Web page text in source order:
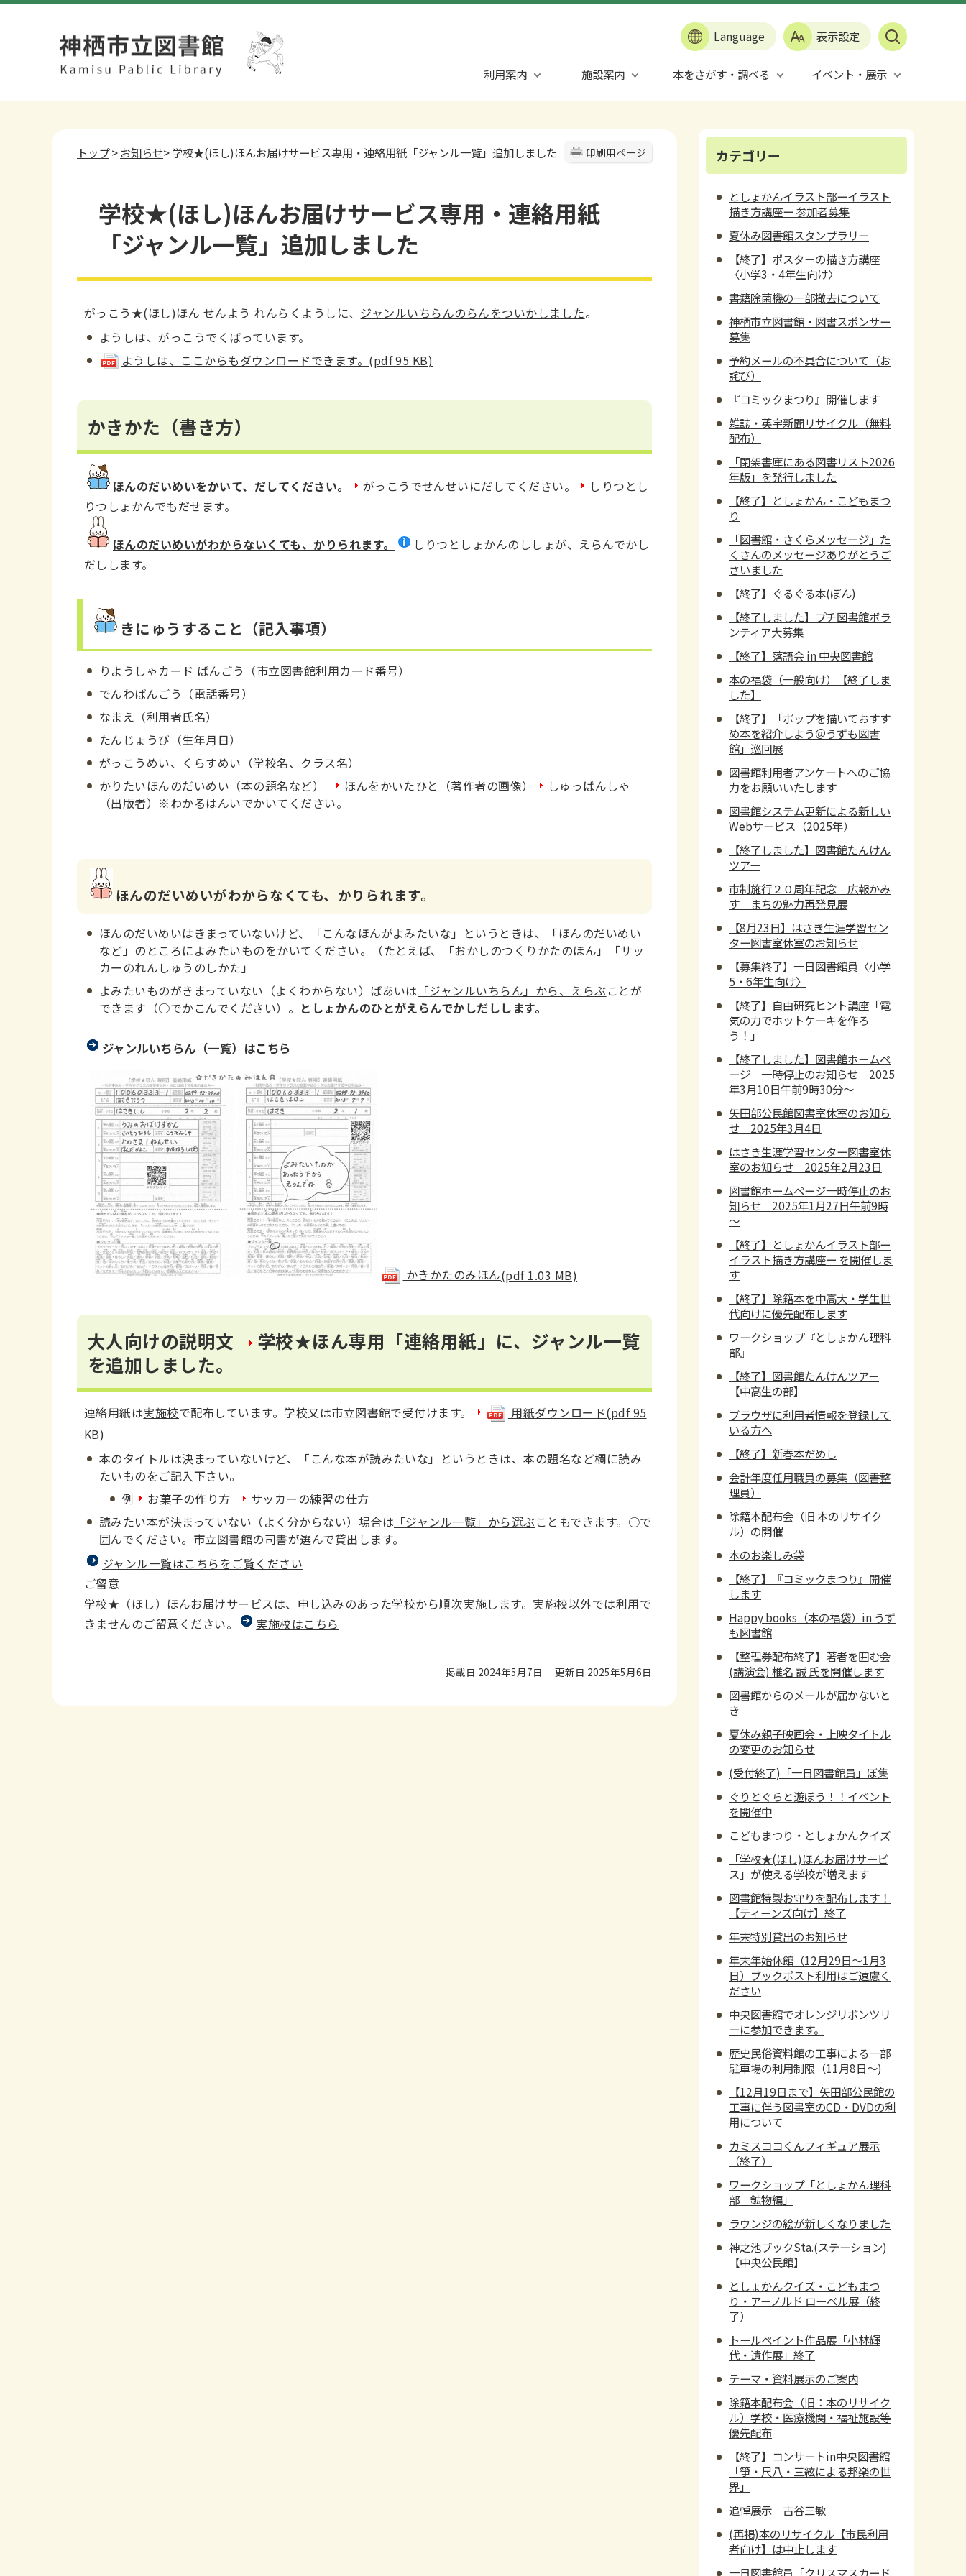
Language 表示設定
利用案内 施設案内 本をさがす・調べる イベント・展示
印刷用ページ
トップ>お知らせ> 学校★(ほし)ほんお届けサービス専用・連絡用紙「ジャンル一覧」追加しました
学校★(ほし)ほんお届けサービス専用・連絡用紙
「ジャンル一覧」追加しました
がっこう★(ほし)ほん せんよう れんらくようしに、 ジャンルいちらんのらんをついかしました。
ようしは、がっこうでくばっています。
ようしは、ここからもダウンロードできます。(pdf 95 KB)
かきかた（書き方）
ほんのだいめいをかいて、だしてください。 がっこうでせんせいにだしてください。
しりつとし
りつしょかんでもだせます。
ほんのだいめいがわからないくても、かりられます。
しりつとしょかんのししょが、えらんでかし
だしします。
きにゅうすること （記入事項）
りようしゃカード ばんごう（市立図書館利用カード番号）
でんわばんごう（電話番号）
なまえ（利用者氏名）
たんじょうび（生年月日）
がっこうめい、くらすめい（学校名、クラス名）
かりたいほんのだいめい（本の題名など）
ほんをかいたひと（著作者の画像）
しゅっぱんしゃ
（出版者）※わかるはんいでかいてください。
ほんのだいめいがわからなくても、かりられます。
ほんのだいめいはきまっていないけど、「こんなほんがよみたいな」というときは、「ほんのだいめい
など」のところによみたいものをかいてください。（たとえば、「おかしのつくりかたのほん」「サッ
カーのれんしゅうのしかた」
よみたいものがきまっていない（よくわからない）ばあいは 「ジャンルいちらん」から、えらぶことが
できます（○でかこんでください）。 としょかんのひとがえらんでかしだしします。
ジャンルいちらん（一覧）はこちら
かきかたのみほん(pdf 1.03 MB)
大人向けの説明文
学校★ほん専用「連絡用紙」に、ジャンル一覧
を追加しました。
連絡用紙は実施校で配布しています。学校又は市立図書館で受付けます。
用紙ダウンロード(pdf 95
KB)
本のタイトルは決まっていないけど、「こんな本が読みたいな」というときは、本の題名など欄に読み
たいものをご記入下さい。
例
お菓子の作り方
サッカーの練習の仕方
読みたい本が決まっていない（よく分からない）場合は 「ジャンル一覧」から選ぶこともできます。○で
囲んでください。市立図書館の司書が選んで貸出します。
ジャンル一覧はこちらをご覧ください
ご留意
学校★（ほし）ほんお届けサービスは、申し込みのあった学校から順次実施します。実施校以外では利用で
きませんのご留意ください。
実施校はこちら
掲載日 2024年5月7日 更新日 2025年5月6日
カテゴリー
としょかんイラスト部ーイラスト
描き方講座ー 参加者募集
夏休み図書館スタンプラリー
【終了】ポスターの描き方講座
〈小学3・4年生向け〉
書籍除菌機の一部撤去について
神栖市立図書館・図書スポンサー
募集
予約メールの不具合について（お
詫び）
『コミックまつり』開催します
雑誌・英字新聞リサイクル（無料
配布）
「閉架書庫にある図書リスト2026
年版」を発行しました
【終了】としょかん・こどもまつ
り
「図書館・さくらメッセージ」た
くさんのメッセージありがとうご
さいました
【終了】ぐるぐる本(ぽん)
【終了しました】プチ図書館ボラ
ンティア大募集
【終了】落語会 in 中央図書館
本の福袋（一般向け）【終了しま
した】
【終了】「ポップを描いておすす
め本を紹介しよう＠うずも図書
館」巡回展
図書館利用者アンケートへのご協
力をお願いいたします
図書館システム更新による新しい
Webサービス（2025年）
【終了しました】図書館たんけん
ツアー
市制施行２０周年記念 広報かみ
す まちの魅力再発見展
【8月23日】はさき生涯学習セン
ター図書室休室のお知らせ
【募集終了】一日図書館員〈小学
5・6年生向け〉
【終了】自由研究ヒント講座「電
気の力でホットケーキを作ろ
う！」
【終了しました】図書館ホームペ
ージ 一時停止のお知らせ 2025
年3月10日午前9時30分～
矢田部公民館図書室休室のお知ら
せ 2025年3月4日
はさき生涯学習センター図書室休
室のお知らせ 2025年2月23日
図書館ホームページ一時停止のお
知らせ 2025年1月27日午前9時
～
【終了】としょかんイラスト部ー
イラスト描き方講座ー を開催しま
す
【終了】除籍本を中高大・学生世
代向けに優先配布します
ワークショップ『としょかん理科
部』
【終了】図書館たんけんツアー
【中高生の部】
ブラウザに利用者情報を登録して
いる方へ
【終了】新春本だめし
会計年度任用職員の募集（図書整
理員）
除籍本配布会（旧 本のリサイク
ル）の開催
本のお楽しみ袋
【終了】『コミックまつり』開催
します
Happy books（本の福袋）in うず
も図書館
【整理券配布終了】著者を囲む会
(講演会) 椎名 誠 氏を開催します
図書館からのメールが届かないと
き
夏休み親子映画会・上映タイトル
の変更のお知らせ
(受付終了)「一日図書館員」ぼ集
ぐりとぐらと遊ぼう！！イベント
を開催中
こどもまつり・としょかんクイズ
「学校★(ほし)ほんお届けサービ
ス」が使える学校が増えます
図書館特製お守りを配布します！
【ティーンズ向け】終了
年末特別貸出のお知らせ
年末年始休館（12月29日～1月3
日）ブックポスト利用はご遠慮く
ださい
中央図書館でオレンジリボンツリ
ーに参加できます。
歴史民俗資料館の工事による一部
駐車場の利用制限（11月8日～)
【12月19日まで】矢田部公民館の
工事に伴う図書室のCD・DVDの利
用について
カミスココくんフィギュア展示
（終了）
ワークショップ「としょかん理科
部 鉱物編」
ラウンジの絵が新しくなりました
神之池ブックSta.(ステーション)
【中央公民館】
としょかんクイズ・こどもまつ
り・アーノルド ローベル展（終
了）
トールペイント作品展「小林輝
代・遺作展」終了
テーマ・資料展示のご案内
除籍本配布会（旧：本のリサイク
ル）学校・医療機関・福祉施設等
優先配布
【終了】コンサートin中央図書館
「箏・尺八・三絃による邦楽の世
界」
追悼展示 古谷三敏
(再掲)本のリサイクル【市民利用
者向け】は中止します
一日図書館員「クリスマスカード